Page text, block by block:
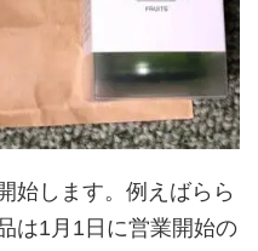
始します。例えばらら
は1月1日に営業開始の